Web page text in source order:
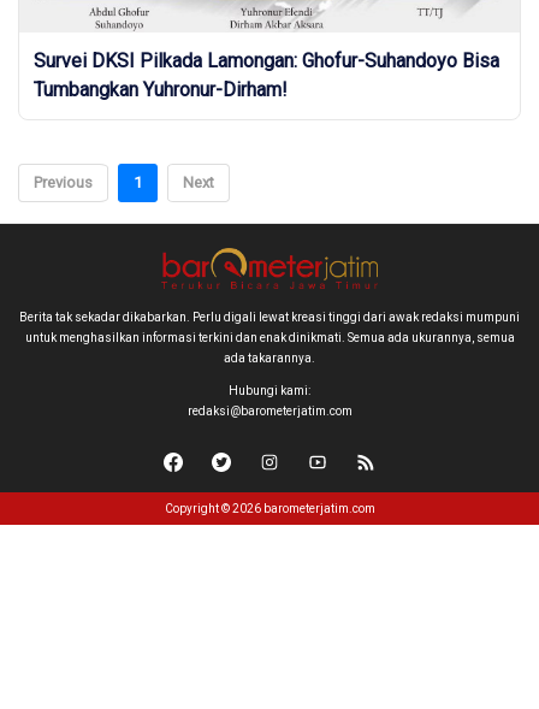
Survei DKSI Pilkada Lamongan: Ghofur-Suhandoyo Bisa
Tumbangkan Yuhronur-Dirham!
Previous 1 Next
Berita tak sekadar dikabarkan. Perlu digali lewat kreasi tinggi dari awak redaksi mumpuni
untuk menghasilkan informasi terkini dan enak dinikmati. Semua ada ukurannya, semua
ada takarannya.
Hubungi kami:
redaksi@barometerjatim.com
Copyright © 2026 barometerjatim.com